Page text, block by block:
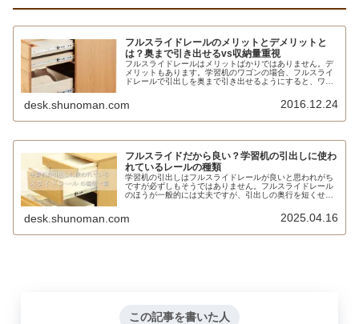
フルスライドレールのメリットとデメリットと
は？奥まで引き出せるvs収納量重視
フルスライドレールはメリットばかりではありません。デ
メリットもあります。学習机のワゴンの場合、フルスライ
ドレールで引出しを奥まで引き出せるようにすると、ワゴ
しの奥行を敢えて短く作らないといけないこともあるので
す。
desk.shunoman.com 2016.12.24
フルスライドだから良い？学習机の引出しに使わ
れているレールの種類
学習机の引出しはフルスライドレールが良いと思われがち
ですが必ずしもそうではありません。フルスライドレール
のほうが一般的には丈夫ですが、引出しの奥行を短くせざ
ドレールなしでもスムーズに開閉できますし、変形するリ
スクがなく、グリスアップする必要もありません。
desk.shunoman.com 2025.04.16
この記事を書いた人